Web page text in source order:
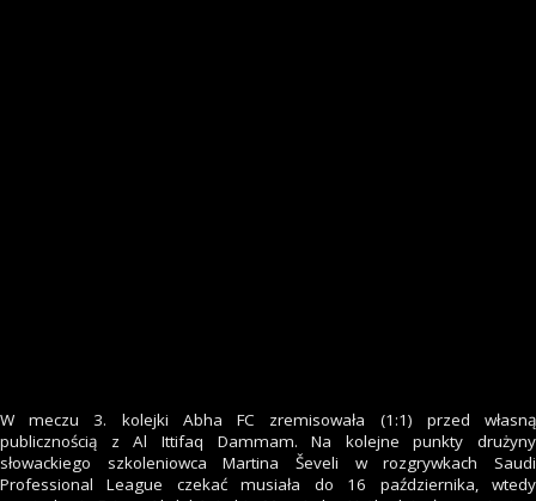
W meczu 3. kolejki Abha FC zremisowała (1:1) przed własną
publicznością z Al Ittifaq Dammam. Na kolejne punkty drużyny
słowackiego szkoleniowca Martina Ševeli w rozgrywkach Saudi
Professional League czekać musiała do 16 października, wtedy